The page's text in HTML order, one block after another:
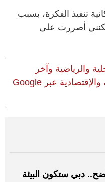
تنفيذ الفكرة، بسبب
لكنني أصررت على
والرياضية وآخر
المستجدات السياسية والإقتصادية عبر Google
دبي ستكون البيئة